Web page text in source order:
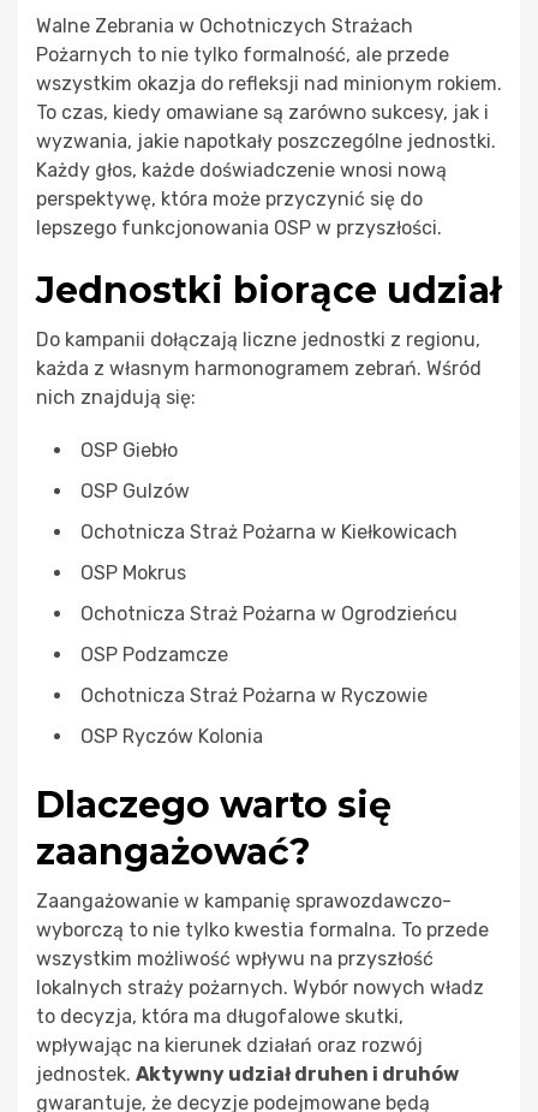
Walne Zebrania w Ochotniczych Strażach
Pożarnych to nie tylko formalność, ale przede
wszystkim okazja do refleksji nad minionym rokiem.
To czas, kiedy omawiane są zarówno sukcesy, jak i
wyzwania, jakie napotkały poszczególne jednostki.
Każdy głos, każde doświadczenie wnosi nową
perspektywę, która może przyczynić się do
lepszego funkcjonowania OSP w przyszłości.
Jednostki biorące udział
Do kampanii dołączają liczne jednostki z regionu,
każda z własnym harmonogramem zebrań. Wśród
nich znajdują się:
OSP Giebło
OSP Gulzów
Ochotnicza Straż Pożarna w Kiełkowicach
OSP Mokrus
Ochotnicza Straż Pożarna w Ogrodzieńcu
OSP Podzamcze
Ochotnicza Straż Pożarna w Ryczowie
OSP Ryczów Kolonia
Dlaczego warto się
zaangażować?
Zaangażowanie w kampanię sprawozdawczo-
wyborczą to nie tylko kwestia formalna. To przede
wszystkim możliwość wpływu na przyszłość
lokalnych straży pożarnych. Wybór nowych władz
to decyzja, która ma długofalowe skutki,
wpływając na kierunek działań oraz rozwój
jednostek. Aktywny udział druhen i druhów
gwarantuje, że decyzje podejmowane będą